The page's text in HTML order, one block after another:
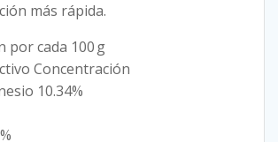
más rápida.
por cada 100 g
Concentración
10.34%